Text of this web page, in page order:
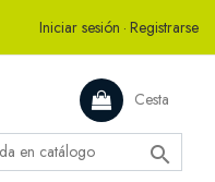
Iniciar sesión · Registrarse
Cesta
